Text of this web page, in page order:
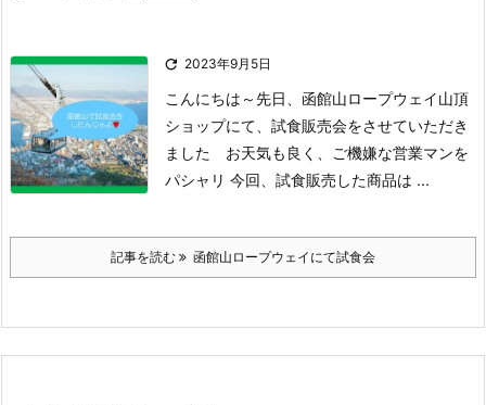
 2023年9月5日
こんにちは～先日、函館山ロープウェイ山頂
ショップにて、試食販売会をさせていただき
ました
お天気も良く、ご機嫌な営業マンを
パシャリ 今回、試食販売した商品は ...
記事を読む 函館山ロープウェイにて試食会